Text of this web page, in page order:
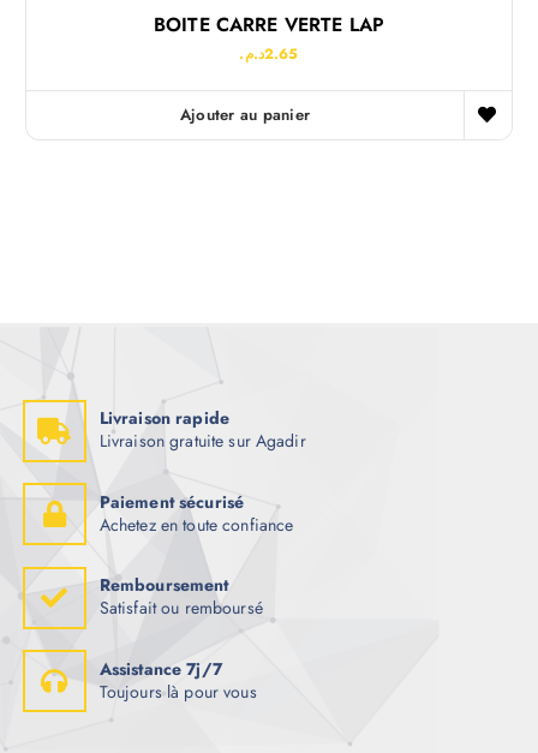
BOITE CARRE VERTE LAP
2.65د.م.
Ajouter au panier
Livraison rapide
Livraison gratuite sur Agadir
Paiement sécurisé
Achetez en toute confiance
Remboursement
Satisfait ou remboursé
Assistance 7j/7
Toujours là pour vous